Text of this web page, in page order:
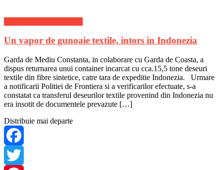
Un vapor de gunoaie textile, intors in Indonezia
Garda de Mediu Constanta, in colaborare cu Garda de Coasta, a
dispus returnarea unui container incarcat cu cca.15,5 tone deseuri
textile din fibre sintetice, catre tara de expeditie Indonezia. Urmare
a notificarii Politiei de Frontiera si a verificarilor efectuate, s-a
constatat ca transferul deseurilor textile provenind din Indonezia nu
era insotit de documentele prevazute […]
Distribuie mai departe
Facebook